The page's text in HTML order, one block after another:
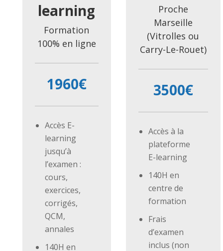
learning
Formation
100% en ligne
1960€
Accès E-
learning
jusqu’à
l’examen :
cours,
exercices,
corrigés,
QCM,
annales
140H en
Proche
Marseille
(Vitrolles ou
Carry-Le-Rouet)
3500€
Accès à la
plateforme
E-learning
140H en
centre de
formation
Frais
d’examen
inclus (non